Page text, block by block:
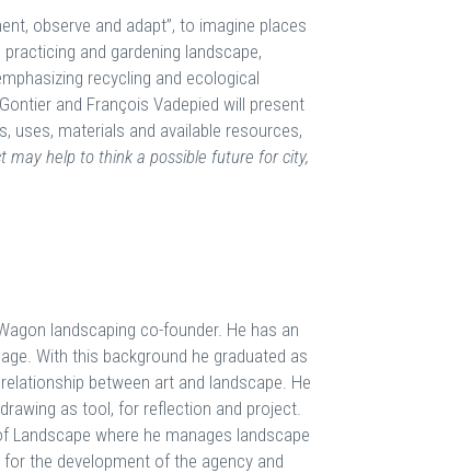
observe and adapt”, to imagine places
and gardening landscape,
recycling and ecological
and François Vadepied will present
uses, materials and available resources,
may help to think a possible future for city,
landscaping co-founder. He has an
With this background he graduated as
between art and landscape. He
as tool, for reflection and project.
Landscape where he manages landscape
the development of the agency and